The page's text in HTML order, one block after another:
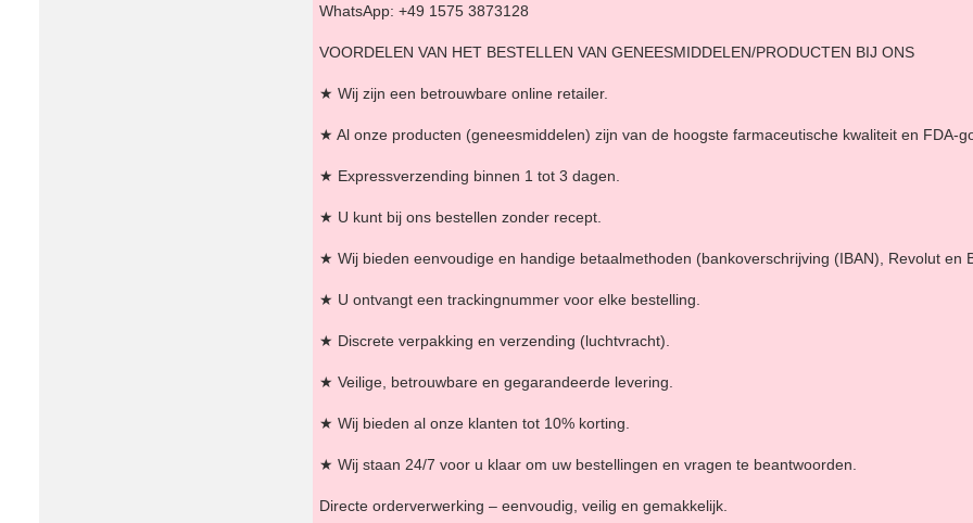
WhatsApp: +49 1575 3873128
VOORDELEN VAN HET BESTELLEN VAN GENEESMIDDELEN/PRODUCTEN BIJ ONS
★ Wij zijn een betrouwbare online retailer.
★ Al onze producten (geneesmiddelen) zijn van de hoogste farmaceutische kwaliteit en FDA-
★ Expressverzending binnen 1 tot 3 dagen.
★ U kunt bij ons bestellen zonder recept.
★ Wij bieden eenvoudige en handige betaalmethoden (bankoverschrijving (IBAN), Revolut en
★ U ontvangt een trackingnummer voor elke bestelling.
★ Discrete verpakking en verzending (luchtvracht).
★ Veilige, betrouwbare en gegarandeerde levering.
★ Wij bieden al onze klanten tot 10% korting.
★ Wij staan ​​24/7 voor u klaar om uw bestellingen en vragen te beantwoorden.
Directe orderverwerking – eenvoudig, veilig en gemakkelijk.